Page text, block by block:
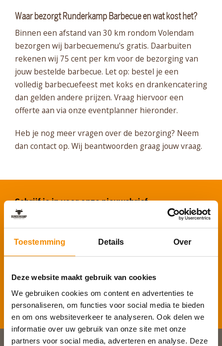
Toestemming Details Over
Deze website maakt gebruik van cookies
We gebruiken cookies om content en advertenties te
personaliseren, om functies voor social media te bieden
en om ons websiteverkeer te analyseren. Ook delen we
informatie over uw gebruik van onze site met onze
partners voor social media, adverteren en analyse. Deze
Waar bezorgt Runderkamp Barbecue en wat kost het?
Binnen een afstand van 30 km rondom Volendam
bezorgen wij barbecuemenu's gratis. Daarbuiten
rekenen wij 75 cent per km voor de bezorging van
jouw bestelde barbecue. Let op: bestel je een
volledig barbecuefeest met koks en drankencatering
dan gelden andere prijzen. Vraag hiervoor een
offerte aan via onze eventplanner hieronder.
Heb je nog meer vragen over de bezorging? Neem
dan contact op. Wij beantwoorden graag jouw vraag.
Schrijf je in voor onze nieuwsbrief
Voornaam
E-mailadres*
Inschrijven